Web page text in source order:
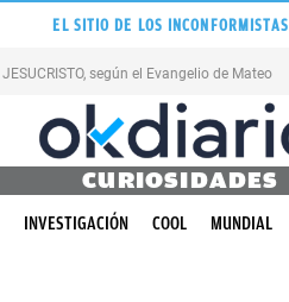
EL SITIO DE LOS INCONFORMISTAS
JESUCRISTO, según el Evangelio de Mateo
CURIOSIDADES
INVESTIGACIÓN COOL MUNDIAL